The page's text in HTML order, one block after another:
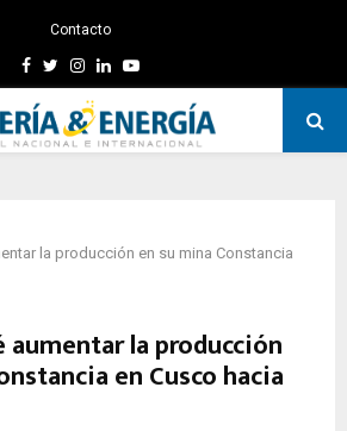
Contacto
Facebook
TwitterInstagram
LinkedinYoutube
la producción en su mina Constancia
aumentar la producción
en Cusco hacia